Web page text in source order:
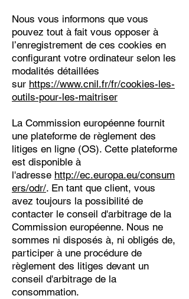
Nous vous informons que vous
pouvez tout à fait vous opposer à
l’enregistrement de ces cookies en
configurant votre ordinateur selon les
modalités détaillées
sur https://www.cnil.fr/fr/cookies-les-
outils-pour-les-maitriser
La Commission européenne fournit
une plateforme de règlement des
litiges en ligne (OS). Cette plateforme
est disponible à
l'adresse http://ec.europa.eu/consum
ers/odr/. En tant que client, vous
avez toujours la possibilité de
contacter le conseil d'arbitrage de la
Commission européenne. Nous ne
sommes ni disposés à, ni obligés de,
participer à une procédure de
règlement des litiges devant un
conseil d'arbitrage de la
consommation.